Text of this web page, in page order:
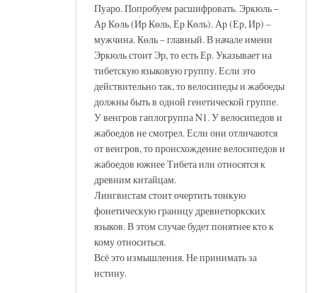
Пуаро. Попробуем расшифровать. Эркюль –
Ар Көль (Ир Көль, Ер Көль). Ар (Ер, Ир) –
мужчина. Көль – главный. В начале имени
Эркюль стоит Эр, то есть Ер. Указывает на
тибетскую языковую группу. Если это
действительно так, то велосипеды и жабоеды
должны быть в одной генетической группе.
У венгров гаплогруппа N1. У велосипедов и
жабоедов не смотрел. Если они отличаются
от венгров, то происхождение велосипедов и
жабоедов южнее Тибета или относятся к
древним китайцам.
Лингвистам стоит очертить тонкую
фонетическую границу древнетюркских
языков. В этом случае будет понятнее кто к
кому относиться.
Всё это измышления. Не принимать за
истину.